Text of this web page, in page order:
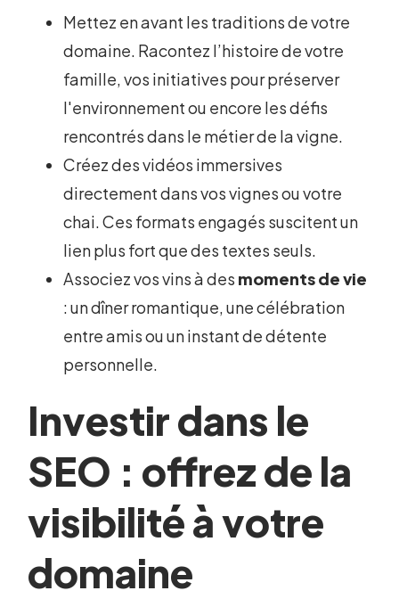
Mettez en avant les traditions de votre
domaine. Racontez l’histoire de votre
famille, vos initiatives pour préserver
l'environnement ou encore les défis
rencontrés dans le métier de la vigne.
Créez des vidéos immersives
directement dans vos vignes ou votre
chai. Ces formats engagés suscitent un
lien plus fort que des textes seuls.
Associez vos vins à des moments de vie
: un dîner romantique, une célébration
entre amis ou un instant de détente
personnelle.
Investir dans le
SEO : offrez de la
visibilité à votre
domaine